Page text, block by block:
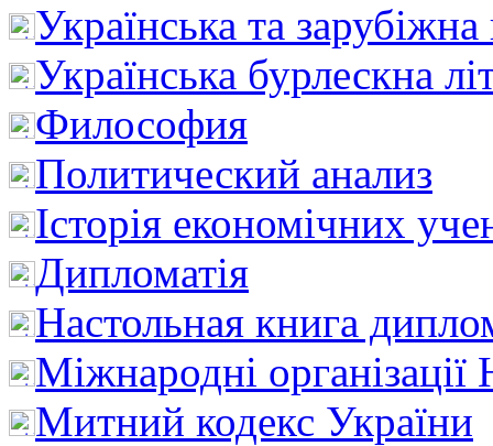
Українська та зарубіжна
Українська бурлескна
Философия
Политический анализ
Історія економічних
Дипломатія
Настольная книга
Міжнародні
Митний кодекс України